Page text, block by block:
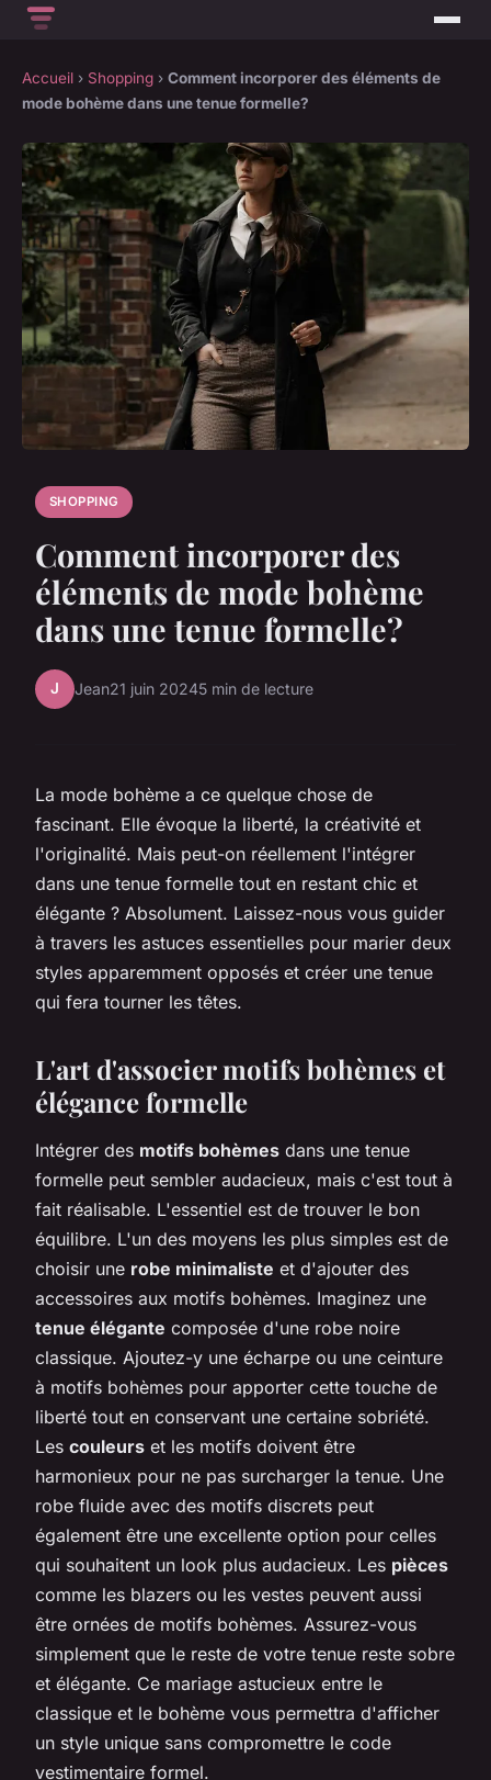
Accueil › Shopping › Comment incorporer des éléments de
mode bohème dans une tenue formelle?
SHOPPING
Comment incorporer des
éléments de mode bohème
dans une tenue formelle?
J Jean21 juin 20245 min de lecture
La mode bohème a ce quelque chose de
fascinant. Elle évoque la liberté, la créativité et
l'originalité. Mais peut-on réellement l'intégrer
dans une tenue formelle tout en restant chic et
élégante ? Absolument. Laissez-nous vous guider
à travers les astuces essentielles pour marier deux
styles apparemment opposés et créer une tenue
qui fera tourner les têtes.
L'art d'associer motifs bohèmes et
élégance formelle
Intégrer des motifs bohèmes dans une tenue
formelle peut sembler audacieux, mais c'est tout à
fait réalisable. L'essentiel est de trouver le bon
équilibre. L'un des moyens les plus simples est de
choisir une robe minimaliste et d'ajouter des
accessoires aux motifs bohèmes. Imaginez une
tenue élégante composée d'une robe noire
classique. Ajoutez-y une écharpe ou une ceinture
à motifs bohèmes pour apporter cette touche de
liberté tout en conservant une certaine sobriété.
Les couleurs et les motifs doivent être
harmonieux pour ne pas surcharger la tenue. Une
robe fluide avec des motifs discrets peut
également être une excellente option pour celles
qui souhaitent un look plus audacieux. Les pièces
comme les blazers ou les vestes peuvent aussi
être ornées de motifs bohèmes. Assurez-vous
simplement que le reste de votre tenue reste sobre
et élégante. Ce mariage astucieux entre le
classique et le bohème vous permettra d'afficher
un style unique sans compromettre le code
vestimentaire formel.